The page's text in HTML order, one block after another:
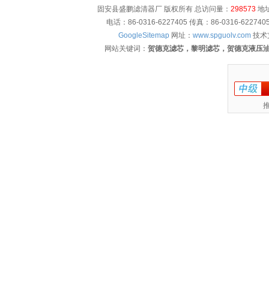
固安县盛鹏滤清器厂 版权所有 总访问量： 298573地
电话：86-0316-6227405 传真：86-0316-
GoogleSitemap 网址： www.spguolv.com 技术
网站关键词： 贺德克滤芯，黎明滤芯，贺德克液压